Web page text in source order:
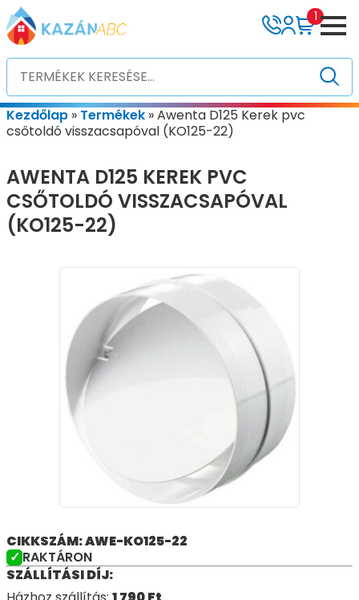
1
Kezdőlap » Termékek »Awenta D125 Kerek pvc
csőtoldó visszacsapóval (KO125-22)
AWENTA D125 KEREK PVC
CSŐTOLDÓ VISSZACSAPÓVAL
(KO125-22)
CIKKSZÁM: AWE-KO125-22
RAKTÁRON
SZÁLLÍTÁSI DÍJ: